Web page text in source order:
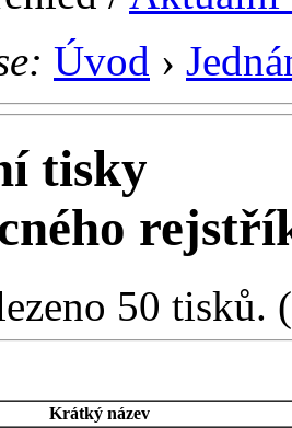
Úvod ›
tisky
50 tisků.
Krátký název